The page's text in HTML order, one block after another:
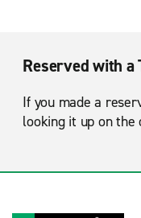
Reserved with
If you made a
looking it up on